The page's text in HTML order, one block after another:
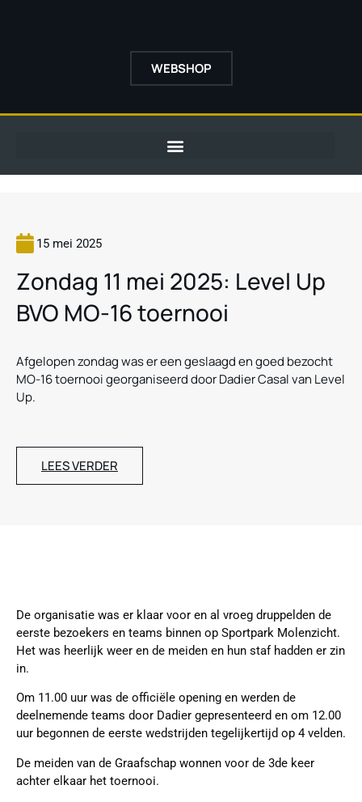
WEBSHOP
15 mei 2025
Zondag 11 mei 2025: Level Up
BVO MO-16 toernooi
Afgelopen zondag was er een geslaagd en goed bezocht
MO-16 toernooi georganiseerd door Dadier Casal van Level
Up.
LEES VERDER
De organisatie was er klaar voor en al vroeg druppelden de
eerste bezoekers en teams binnen op Sportpark Molenzicht.
Het was heerlijk weer en de meiden en hun staf hadden er zin
in.
Om 11.00 uur was de officiële opening en werden de
deelnemende teams door Dadier gepresenteerd en om 12.00
uur begonnen de eerste wedstrijden tegelijkertijd op 4 velden.
De meiden van de Graafschap wonnen voor de 3de keer
achter elkaar het toernooi.